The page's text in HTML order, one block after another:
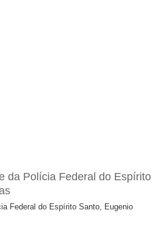
Federal do Espírito Santo, Eugenio